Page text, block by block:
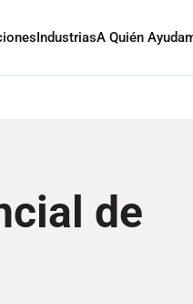
IndustriasA Quién
de